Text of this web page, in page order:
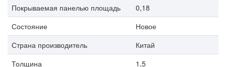
Покрываемая панелью площадь
0,18
Состояние
Новое
Страна производитель
Китай
Толщина
1,5